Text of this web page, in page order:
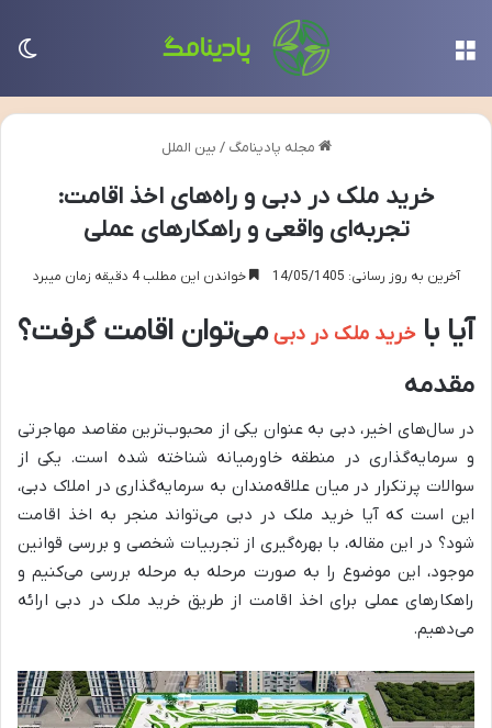
مجله پادینامگ / بین الملل
خرید ملک در دبی و راه‌های اخذ اقامت:
تجربه‌ای واقعی و راهکارهای عملی
آخرین به روز رسانی: 14/05/1405 خواندن این مطلب 4 دقیقه زمان میبرد
آیا باخرید ملک در دبیمی‌توان اقامت گرفت؟
مقدمه
در سال‌های اخیر، دبی به عنوان یکی از محبوب‌ترین مقاصد مهاجرتی
و سرمایه‌گذاری در منطقه خاورمیانه شناخته شده است. یکی از
سوالات پر‌تکرار در میان علاقه‌مندان به سرمایه‌گذاری در املاک دبی،
این است که آیا خرید ملک در دبی می‌تواند منجر به اخذ اقامت
شود؟ در این مقاله، با بهره‌گیری از تجربیات شخصی و بررسی قوانین
موجود، این موضوع را به صورت مرحله به مرحله بررسی می‌کنیم و
راهکارهای عملی برای اخذ اقامت از طریق خرید ملک در دبی ارائه
می‌دهیم.